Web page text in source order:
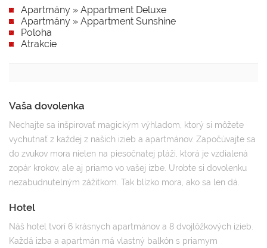
Apartmány » Appartment Deluxe
Apartmány » Appartment Sunshine
Poloha
Atrakcie
Vaša dovolenka
Nechajte sa inšpirovať magickým výhladom, ktorý si môžete
vychutnať z každej z našich izieb a apartmánov. Započúvajte sa
do zvukov mora nielen na piesočnatej pláži, ktorá je vzdialená
zopár krokov, ale aj priamo vo vašej izbe. Urobte si dovolenku
nezabudnutelným zážitkom. Tak blízko mora, ako sa len dá.
Hotel
Náš hotel tvorí 6 krásnych apartmánov a 8 dvojlôžkových izieb.
Každá izba a apartmán má vlastný balkón s priamym